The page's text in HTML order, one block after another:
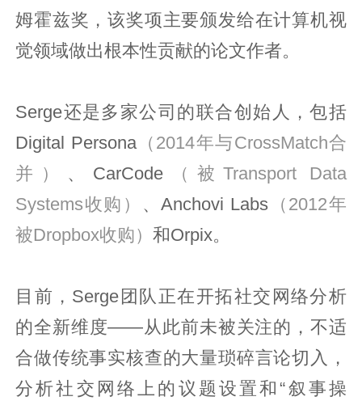
姆霍兹奖，该奖项主要颁发给在计算机视
觉领域做出根本性贡献的论文作者。
Serge还是多家公司的联合创始人，包括
Digital Persona（2014年与CrossMatch合
并） 、CarCode （被Transport Data
Systems收购） 、Anchovi Labs（2012年
被Dropbox收购）和Orpix。
目前，Serge团队正在开拓社交网络分析
的全新维度——从此前未被关注的，不适
合做传统事实核查的大量琐碎言论切入，
分析社交网络上的议题设置和“叙事操